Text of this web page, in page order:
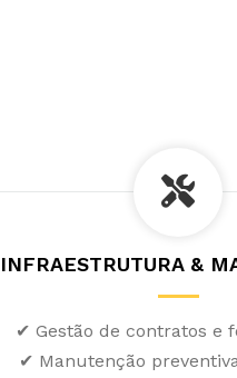
INFRAESTRUTURA &
✔ Gestão de contratos e
✔ Manutenção